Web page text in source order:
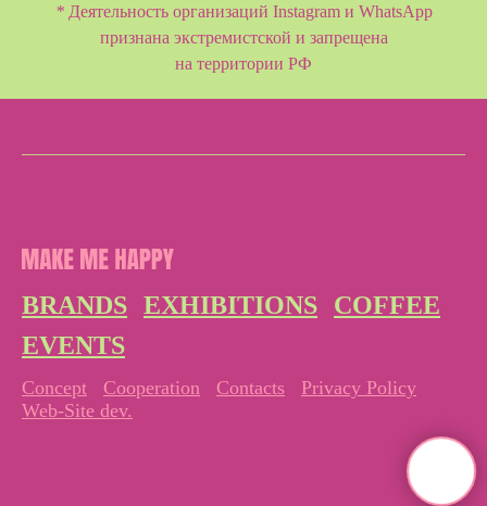
*Деятельность организаций Instagram и WhatsApp
признана экстремистской и запрещена
на территории РФ
BRANDS EXHIBITIONS
COFFEE
EVENTS
Concept Cooperation Contacts
Privacy Policy
Web-Site dev.